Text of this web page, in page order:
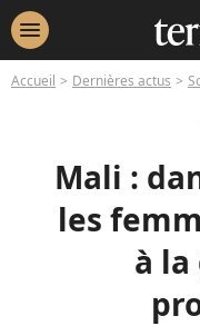
menu
Accueil Dernières actus
Mali :
les
à